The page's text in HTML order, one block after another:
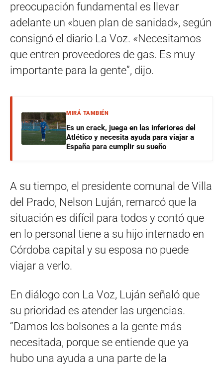
preocupación fundamental es llevar
adelante un «buen plan de sanidad», según
consignó el diario La Voz. «Necesitamos
que entren proveedores de gas. Es muy
importante para la gente”, dijo.
MIRÁ TAMBIÉN
Es un crack, juega en las inferiores del
Atlético y necesita ayuda para viajar a
España para cumplir su sueño
A su tiempo, el presidente comunal de Villa
del Prado, Nelson Luján, remarcó que la
situación es difícil para todos y contó que
en lo personal tiene a su hijo internado en
Córdoba capital y su esposa no puede
viajar a verlo.
En diálogo con La Voz, Luján señaló que
su prioridad es atender las urgencias.
“Damos los bolsones a la gente más
necesitada, porque se entiende que ya
hubo una ayuda a una parte de la